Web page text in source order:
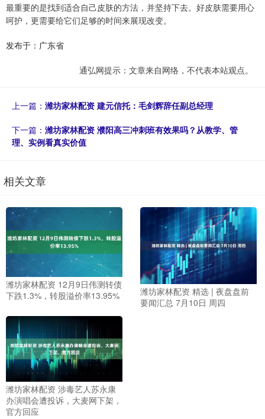
最重要的是找到适合自己皮肤的方法，并坚持下去。好皮肤需要用心
呵护，更需要给它们足够的时间来展现改变。
发布于：广东省
通弘网提示：文章来自网络，不代表本站观点。
上一篇： 潍坊家林配资 建元信托：毛剑辉辞任副总经理
下一篇： 潍坊家林配资 濮阳高三冲刺班有效果吗？从教学、管
理、实例看真实价值
相关文章
潍坊家林配资 12月9日伟测转债
下跌1.3%，转股溢价率13.95%
潍坊家林配资 精选 | 夜盘盘前
要闻汇总 7月10日 周四
潍坊家林配资 涉毒艺人苏永康
办演唱会遭投诉，大麦网下架，
官方回应